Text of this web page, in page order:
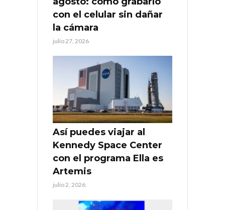
con el celular sin dañar
la cámara
julio 27, 2026
Así puedes viajar al
Kennedy Space Center
con el programa Ella es
Artemis
julio 2, 2026